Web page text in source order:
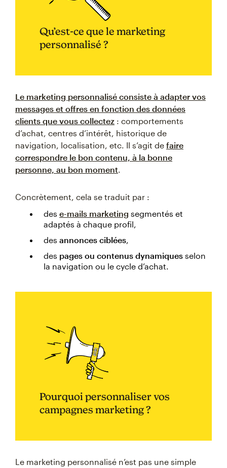
Qu’est-ce que le marketing
personnalisé ?
Le marketing personnalisé consiste à adapter vos
messages et offres en fonction des données
clients que vous collectez : comportements
d’achat, centres d’intérêt, historique de
navigation, localisation, etc. Il s’agit de faire
correspondre le bon contenu, à la bonne
personne, au bon moment
Concrètement, cela se traduit par :
des e-mails marketing segmentés et
adaptés à chaque profil,
des annonces ciblées
des pages ou contenus dynamiques selon
la navigation ou le cycle d’achat.
Pourquoi personnaliser vos
campagnes marketing ?
Le marketing personnalisé n’est pas une simple